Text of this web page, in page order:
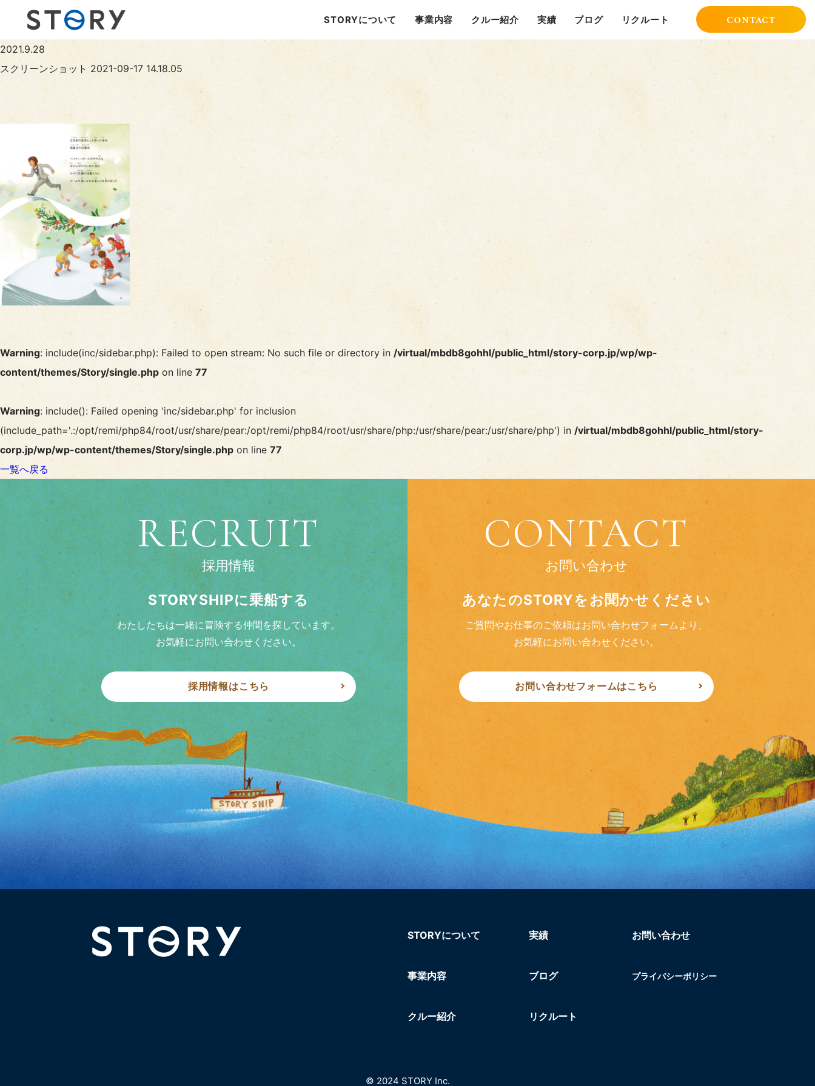
STORYについて 事業内容 クルー紹介 実績 ブログ リクルート CONTACT
2021.9.28
スクリーンショット 2021-09-17 14.18.05
Warning: include(inc/sidebar.php): Failed to open stream: No such file or directory in /virtual/mbdb8gohhl/public_html/story-corp.jp/wp/wp-
content/themes/Story/single.php on line 77
Warning: include(): Failed opening 'inc/sidebar.php' for inclusion
(include_path='.:/opt/remi/php84/root/usr/share/pear:/opt/remi/php84/root/usr/share/php:/usr/share/pear:/usr/share/php') in/virtual/mbdb8gohhl/public_html/story-
corp.jp/wp/wp-content/themes/Story/single.php on line77
一覧へ戻る
RECRUIT
採用情報
STORYSHIPに乗船する
わたしたちは一緒に冒険する仲間を探しています。
お気軽にお問い合わせください。
採用情報はこちら
CONTACT
お問い合わせ
あなたのSTORYをお聞かせください
ご質問やお仕事のご依頼はお問い合わせフォームより、
お気軽にお問い合わせください。
お問い合わせフォームはこちら
STORYについて
事業内容
クルー紹介
実績
ブログ
リクルート
お問い合わせ
プライバシーポリシー
© 2024 STORY Inc.